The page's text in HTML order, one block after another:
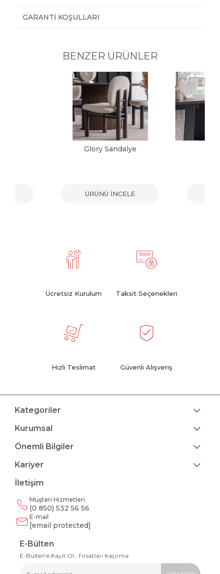
GARANTI KOŞULLARI
BENZER ÜRÜNLER
Glory Sandalye
ÜRÜNÜ İNCELE
Ücretsiz Kurulum Taksit Seçenekleri
Hızlı Teslimat Güvenli Alışveriş
Kategoriler
Kurumsal
Önemli Bilgiler
Kariyer
İletişim
Müşteri Hizmetleri
(0 850) 532 56 56
E-mail
[email protected]
E-Bülten
E-Bülten'e Kayıt Ol , Fırsatları Kaçırma